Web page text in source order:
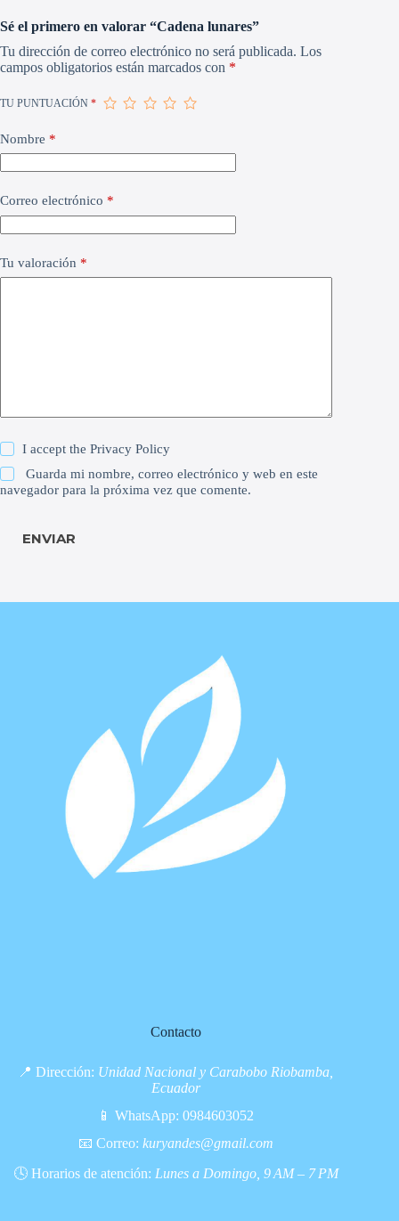
Sé el primero en valorar “Cadena lunares”
Tu dirección de correo electrónico no será publicada. Los
campos obligatorios están marcados con *
TU PUNTUACIÓN *
Nombre *
Correo electrónico *
Tu valoración *
I accept thePrivacy Policy
Guarda mi nombre, correo electrónico y web en este
navegador para la próxima vez que comente.
ENVIAR
Contacto
📍 Dirección: Unidad Nacional y Carabobo Riobamba,
Ecuador
📱 WhatsApp:0984603052
📧 Correo: kuryandes@gmail.com
🕓 Horarios de atención: Lunes a Domingo, 9 AM – 7 PM